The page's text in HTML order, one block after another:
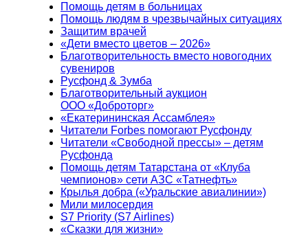
Помощь детям в больницах
Помощь людям в чрезвычайных ситуациях
Защитим врачей
«Дети вместо цветов – 2026»
Благотворительность вместо новогодних
сувениров
Русфонд & Зумба
Благотворительный аукцион
ООО «Доброторг»
«Екатерининская Ассамблея»
Читатели Forbes помогают Русфонду
Читатели «Свободной прессы» – детям
Русфонда
Помощь детям Татарстана от «Клуба
чемпионов» сети АЗС «Татнефть»
Крылья добра («Уральские авиалинии»)
Мили милосердия
S7 Priority (S7 Airlines)
«Сказки для жизни»